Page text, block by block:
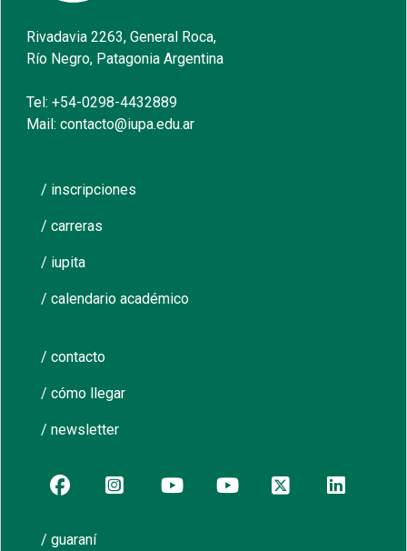
Rivadavia 2263, General Roca,
Río Negro, Patagonia Argentina
Tel: +54-0298-4432889
Mail: contacto@iupa.edu.ar
/ inscripciones
/ carreras
/ iupita
/ calendario académico
/ contacto
/ cómo llegar
/ newsletter
/ guaraní